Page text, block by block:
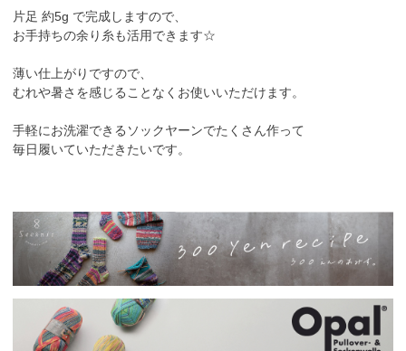
片足 約5g で完成しますので、
お手持ちの余り糸も活用できます☆
薄い仕上がりですので、
むれや暑さを感じることなくお使いいただけます。
手軽にお洗濯できるソックヤーンでたくさん作って
毎日履いていただきたいです。